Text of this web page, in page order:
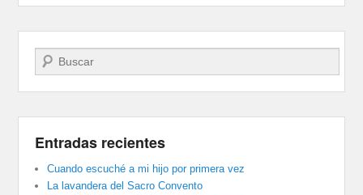
Buscar
Entradas recientes
Cuando escuché a mi hijo por primera vez
La lavandera del Sacro Convento